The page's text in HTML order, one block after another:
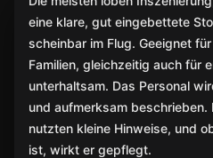
eine klare, gut eingebettete
scheinbar im Flug. Geeignet
Familien, gleichzeitig auch für
unterhaltsam. Das Personal
und aufmerksam beschrieben.
nutzten kleine Hinweise, und
ist, wirkt er gepflegt.